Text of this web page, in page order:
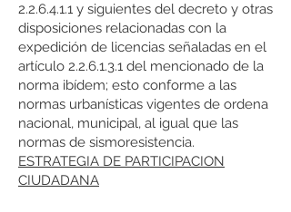
2.2.6.4.1.1 y siguientes del decreto y otras
disposiciones relacionadas con la
expedición de licencias señaladas en el
artículo 2.2.6.1.3.1 del mencionado de la
norma ibídem; esto conforme a las
normas urbanísticas vigentes de ordena
nacional, municipal, al igual que las
normas de sismoresistencia.
ESTRATEGIA DE PARTICIPACION
CIUDADANA